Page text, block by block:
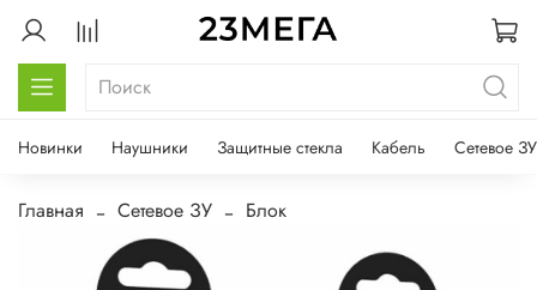
Новинки Наушники Защитные стекла Кабель Сетевое ЗУ
Главная Сетевое ЗУ Блок